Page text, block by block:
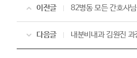
이전글 82병동 모든 간호사
다음글 내분비내과 김원진